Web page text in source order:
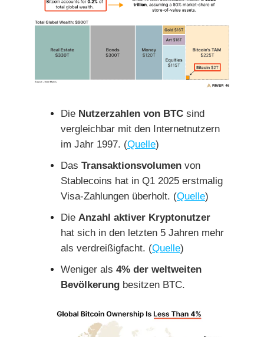
Die Nutzerzahlen von BTC sind
vergleichbar mit den Internetnutzern
im Jahr 1997. (Quelle)
Das Transaktionsvolumen von
Stablecoins hat in Q1 2025 erstmalig
Visa-Zahlungen überholt. (Quelle)
Die Anzahl aktiver Kryptonutzer
hat sich in den letzten 5 Jahren mehr
als verdreißigfacht. (Quelle)
Weniger als 4% der weltweiten
Bevölkerung besitzen BTC.